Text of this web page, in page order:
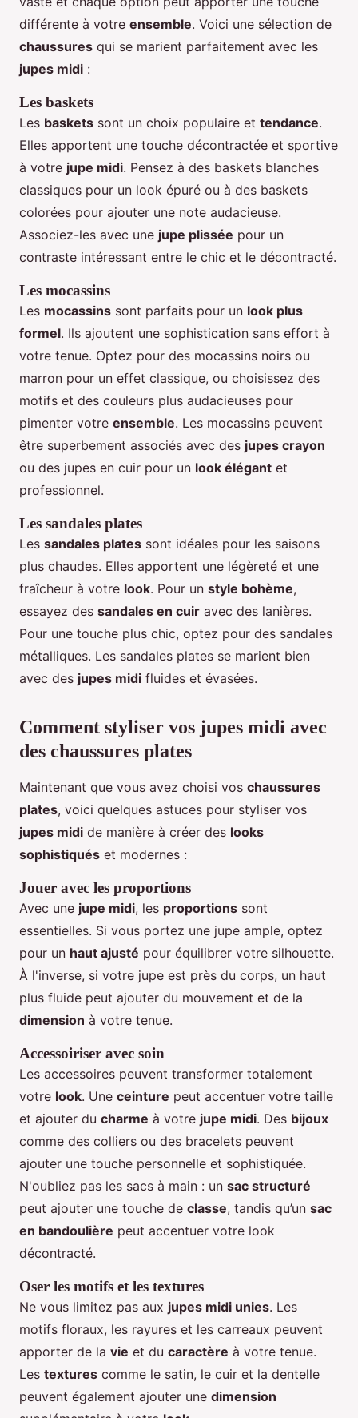
différente à votre ensemble. Voici une sélection de
chaussures qui se marient parfaitement avec les
jupes midi :
Les baskets
Les baskets sont un choix populaire et tendance.
Elles apportent une touche décontractée et sportive
à votre jupe midi. Pensez à des baskets blanches
classiques pour un look épuré ou à des baskets
colorées pour ajouter une note audacieuse.
Associez-les avec une jupe plissée pour un
contraste intéressant entre le chic et le décontracté.
Les mocassins
Les mocassins sont parfaits pour un look plus
formel. Ils ajoutent une sophistication sans effort à
votre tenue. Optez pour des mocassins noirs ou
marron pour un effet classique, ou choisissez des
motifs et des couleurs plus audacieuses pour
pimenter votre ensemble. Les mocassins peuvent
être superbement associés avec des jupes crayon
ou des jupes en cuir pour un look élégant et
professionnel.
Les sandales plates
Les sandales plates sont idéales pour les saisons
plus chaudes. Elles apportent une légèreté et une
fraîcheur à votre look. Pour un style bohème,
essayez des sandales en cuir avec des lanières.
Pour une touche plus chic, optez pour des sandales
métalliques. Les sandales plates se marient bien
avec des jupes midi fluides et évasées.
Comment styliser vos jupes midi avec
des chaussures plates
Maintenant que vous avez choisi vos chaussures
plates, voici quelques astuces pour styliser vos
jupes midi de manière à créer des looks
sophistiqués et modernes :
Jouer avec les proportions
Avec une jupe midi, les proportions sont
essentielles. Si vous portez une jupe ample, optez
pour un haut ajusté pour équilibrer votre silhouette.
À l'inverse, si votre jupe est près du corps, un haut
plus fluide peut ajouter du mouvement et de la
dimension à votre tenue.
Accessoiriser avec soin
Les accessoires peuvent transformer totalement
votre look. Une ceinture peut accentuer votre taille
et ajouter du charme à votre jupe midi. Des bijoux
comme des colliers ou des bracelets peuvent
ajouter une touche personnelle et sophistiquée.
N'oubliez pas les sacs à main : un sac structuré
peut ajouter une touche de classe, tandis qu’un sac
en bandoulière peut accentuer votre look
décontracté.
Oser les motifs et les textures
Ne vous limitez pas aux jupes midi unies. Les
motifs floraux, les rayures et les carreaux peuvent
apporter de la vie et du caractère à votre tenue.
Les textures comme le satin, le cuir et la dentelle
peuvent également ajouter une dimension